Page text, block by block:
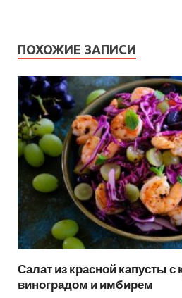
ПОХОЖИЕ ЗАПИСИ
Салат из красной капусты с
виноградом и имбирем